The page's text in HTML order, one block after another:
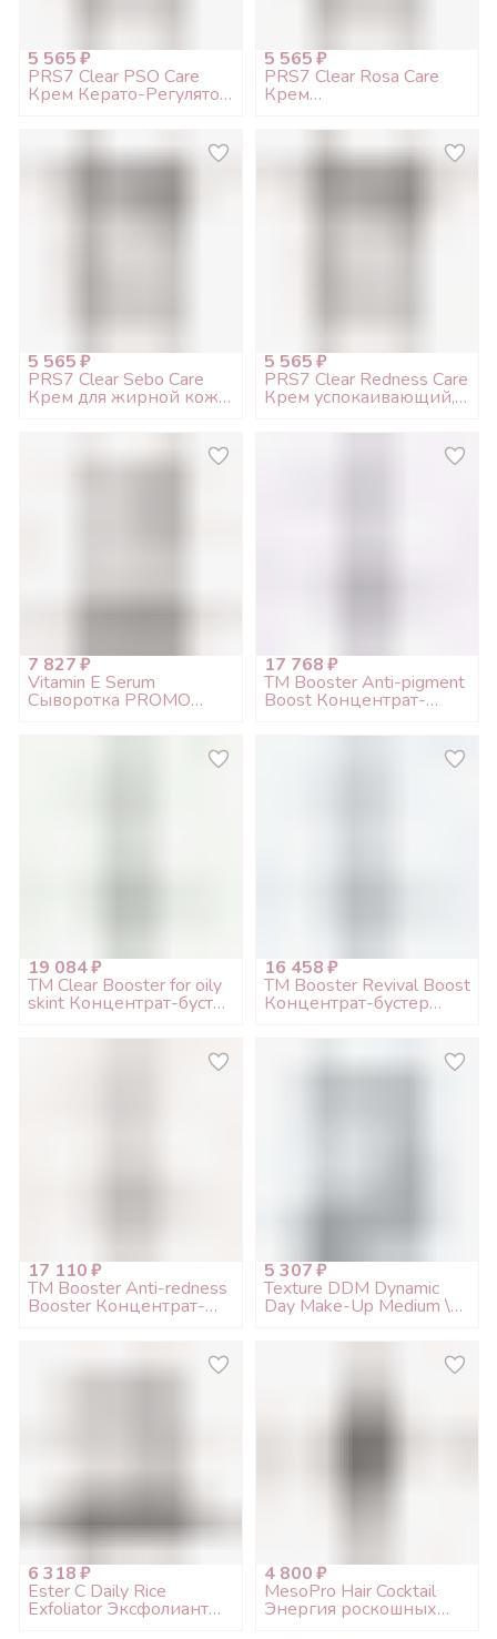
5 565 ₽
PRS7 Clear PSO Care
Крем Керато-Регулятор
5 565 ₽
PRS7 Clear Rosa Care
Крем
для чувств. кожи с
куперозом, 50мл
5 565 ₽
PRS7 Clear Sebo Care
Крем для жирной кожи
5 565 ₽
PRS7 Clear Redness Care
Крем успокаивающий,
7 827 ₽
Vitamin E Serum
Сыворотка PROMO
17 768 ₽
TM Booster Anti-pigment
Boost Концентрат-
пигментации, 200мл
19 084 ₽
TM Clear Booster for oily
skint Концентрат-бустер
жирной кожи, 200мл
16 458 ₽
TM Booster Revival Boost
Концентрат-бустер
17 110 ₽
TM Booster Anti-redness
Booster Концентрат-
5 307 ₽
Texture DDM Dynamic
Day Make-Up Medium \
дневной тональный
крем 30 SPF средний,
6 318 ₽
Ester C Daily Rice
Exfoliator Эксфолиант
4 800 ₽
MesoPro Hair Cocktail
Энергия роскошных